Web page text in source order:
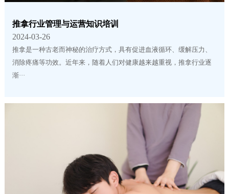
推拿行业管理与运营知识培训
2024-03-26
推拿是一种古老而神秘的治疗方式，具有促进血液循环、缓解压力、
消除疼痛等功效。近年来，随着人们对健康越来越重视，推拿行业逐
渐···